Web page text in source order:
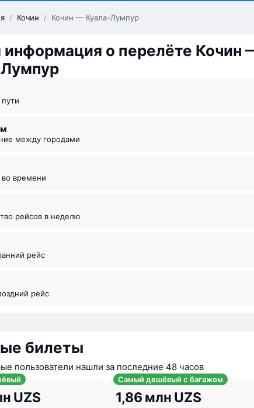
/ Кочин / Кочин — Куала-Лумпур
о перелёте Кочин
пути
между городами
во времени
рейсов в неделю
рейс
рейс
билеты
пользователи нашли за последние 48 часов
UZS
Самый дешёвый с багажом
1,86 млн UZS